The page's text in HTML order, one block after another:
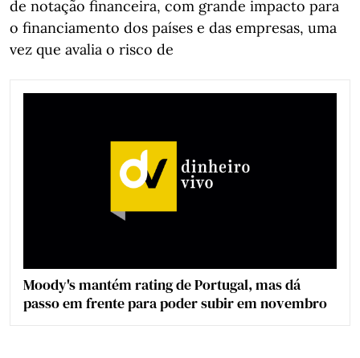
de notação financeira, com grande impacto para
o financiamento dos países e das empresas, uma
vez que avalia o risco de
Moody's mantém rating de Portugal, mas dá
passo em frente para poder subir em novembro